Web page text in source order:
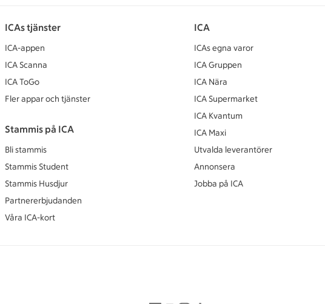
ICAs tjänster
ICA-appen
ICA Scanna
ICA ToGo
Fler appar och tjänster
Stammis på ICA
Bli stammis
Stammis Student
Stammis Husdjur
Partnererbjudanden
Våra ICA-kort
ICA
ICAs egna varor
ICA Gruppen
ICA Nära
ICA Supermarket
ICA Kvantum
ICA Maxi
Utvalda leverantörer
Annonsera
Jobba på ICA